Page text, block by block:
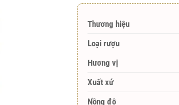
Thương hiệu
Loại rượu
Hương vị
Xuất xứ
Nồng độ